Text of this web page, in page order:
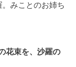
みことのお姉ち
花束を、沙羅の